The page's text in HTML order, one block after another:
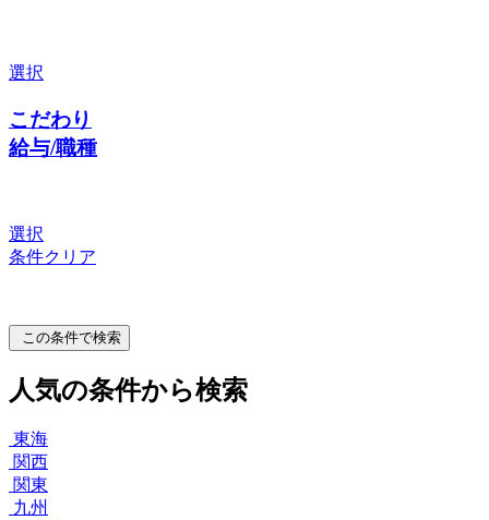
選択
こだわり
給与/職種
選択
条件クリア
この条件で検索
人気の条件から検索
東海
関西
関東
九州